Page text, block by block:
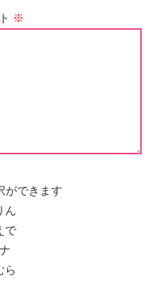
※
ができます
ん
で
ら